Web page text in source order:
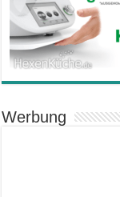
Werbung